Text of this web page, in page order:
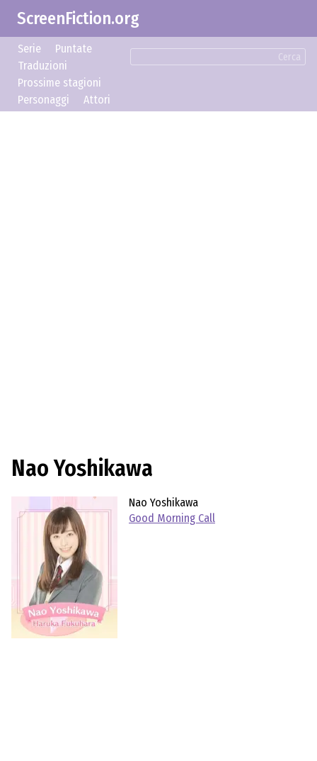
ScreenFiction.org
Cerca
Serie
Puntate
Traduzioni
Prossime stagioni
Personaggi
Attori
Nao Yoshikawa
Nao Yoshikawa
Good Morning Call